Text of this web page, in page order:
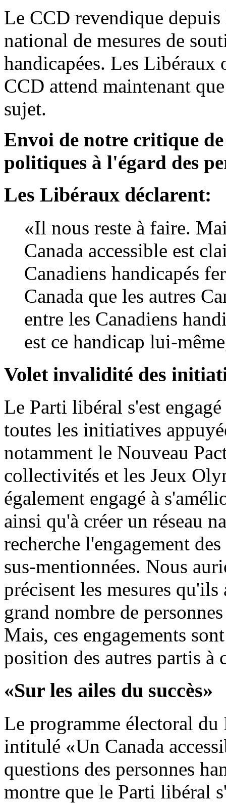
Le CCD revendique
national de mesures de
handicapées. Les Libéraux
CCD attend maintenant
sujet.
Envoi de notre critique
politiques à l'égard des
Les Libéraux déclarent:
«Il nous reste à faire.
Canada accessible est
Canadiens handicapés
Canada que les autres
entre les Canadiens
est ce handicap lui-
Volet invalidité des
Le Parti libéral s'est
toutes les initiatives
notamment le Nouveau
collectivités et les Jeux
également engagé à
ainsi qu'à créer un réseau
recherche l'engagement
sus-mentionnées. Nous
précisent les mesures
grand nombre de
Mais, ces engagements
position des autres partis à
«Sur les ailes du succès»
Le programme électoral
intitulé «Un Canada
questions des personnes
montre que le Parti libéral